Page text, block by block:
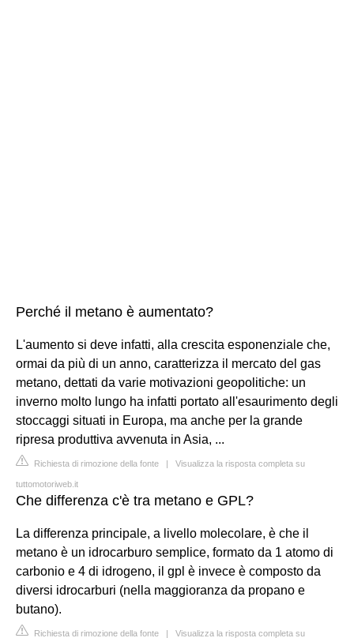
Perché il metano è aumentato?
L'aumento si deve infatti, alla crescita esponenziale che,
ormai da più di un anno, caratterizza il mercato del gas
metano, dettati da varie motivazioni geopolitiche: un
inverno molto lungo ha infatti portato all'esaurimento degli
stoccaggi situati in Europa, ma anche per la grande
ripresa produttiva avvenuta in Asia, ...
Richiesta di rimozione della fonte | Visualizza la risposta completa su
tuttomotoriweb.it
Che differenza c'è tra metano e GPL?
La differenza principale, a livello molecolare, è che il
metano è un idrocarburo semplice, formato da 1 atomo di
carbonio e 4 di idrogeno, il gpl è invece è composto da
diversi idrocarburi (nella maggioranza da propano e
butano).
Richiesta di rimozione della fonte | Visualizza la risposta completa su